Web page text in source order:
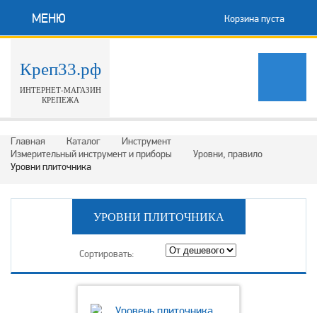
МЕНЮ Корзина пуста
Креп33.рф
ИНТЕРНЕТ-МАГАЗИН
КРЕПЕЖА
Главная Каталог
Инструмент
Измерительный инструмент и приборы
Уровни, правило
Уровни плиточника
УРОВНИ ПЛИТОЧНИКА
Сортировать: